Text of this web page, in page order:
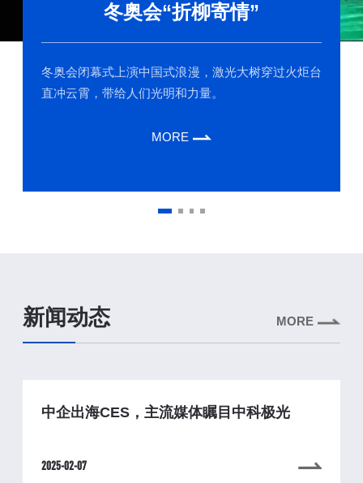
冬奥会“折柳寄情”
冬奥会闭幕式上演中国式浪漫，激光大树穿过火炬台
直冲云霄，带给人们光明和力量。
MORE
新闻动态 MORE
中企出海CES，主流媒体瞩目中科极光
2025-02-07